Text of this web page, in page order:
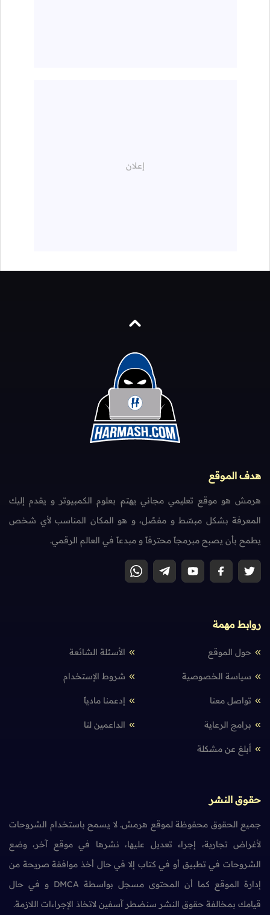
هدف الموقع
هرمش هو موقع تعليمي مجاني يهتم بعلوم الكمبيوتر و يقدم إليك
المعرفة بشكل مبسّط و مفصّل، و هو المكان المناسب لأي شخص
يطمح بأن يصبح مبرمجاً محترفاً و مبدعاً في العالم الرقمي.
روابط مهمة
حول الموقع الأسئلة الشائعة
سياسة الخصوصية شروط الإستخدام
تواصل معنا إدعمنا مادياً
برامج الرعاية الداعمين لنا
أبلغ عن مشكلة
حقوق النشر
جميع الحقوق محفوظة لموقع هرمش. لا يسمح باستخدام الشروحات
لأغراض تجارية، إجراء تعديل عليها، نشرها في موقع آخر، وضع
الشروحات في تطبيق أو في كتاب إلا في حال أخذ موافقة صريحة من
إدارة الموقع كما أن المحتوى مسجل بواسطة DMCA و في حال
قيامك بمخالفة حقوق النشر سنضطر آسفين لاتخاذ الإجراءات اللازمة.